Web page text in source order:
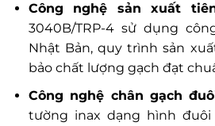
Công nghệ sản xuất
3040B/TRP-4 sử dụng
Nhật Bản, quy trình sản
bảo chất lượng gạch đạt
Công nghệ chân gạch
tường inax dạng hình